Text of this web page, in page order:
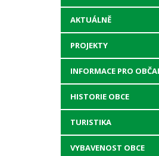
AKTUÁLNĚ
PROJEKTY
INFORMACE PRO
HISTORIE OBCE
TURISTIKA
VYBAVENOST OBCE